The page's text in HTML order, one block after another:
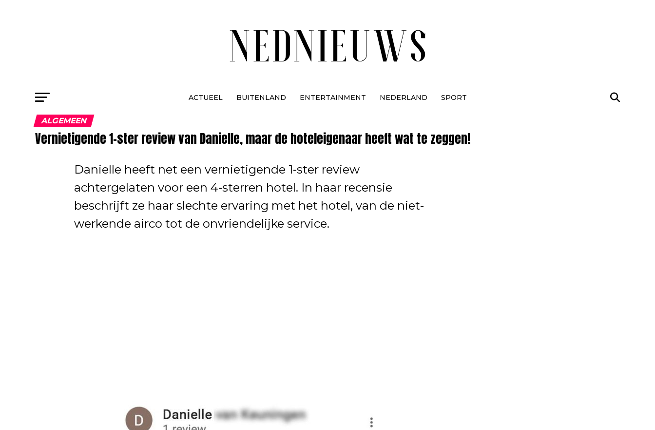
ACTUEEL BUITENLAND ENTERTAINMENT NEDERLAND SPORT
ALGEMEEN
Vernietigende 1-ster review van Danielle, maar de hoteleigenaar heeft wat te zeggen!
Danielle heeft net een vernietigende 1-ster review
achtergelaten voor een 4-sterren hotel. In haar recensie
beschrijft ze haar slechte ervaring met het hotel, van de niet-
werkende airco tot de onvriendelijke service.